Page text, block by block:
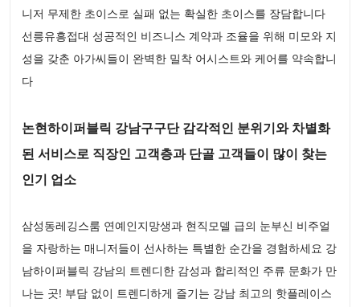
니저 무제한 초이스로 실패 없는 확실한 초이스를 장담합니다
선릉유흥접대 성공적인 비즈니스 계약과 조율을 위해 미모와 지
성을 갖춘 아가씨들이 완벽한 밀착 어시스트와 케어를 약속합니
다
논현하이퍼블릭 강남구구단 감각적인 분위기와 차별화
된 서비스로 직장인 고객층과 단골 고객들이 많이 찾는
인기 업소
삼성동레깅스룸 연예인지망생과 현직모델 급의 눈부신 비주얼
을 자랑하는 매니저들이 선사하는 특별한 순간을 경험하세요 강
남하이퍼블릭 강남의 트렌디한 감성과 합리적인 주류 문화가 만
나는 곳! 부담 없이 트렌디하게 즐기는 강남 최고의 핫플레이스